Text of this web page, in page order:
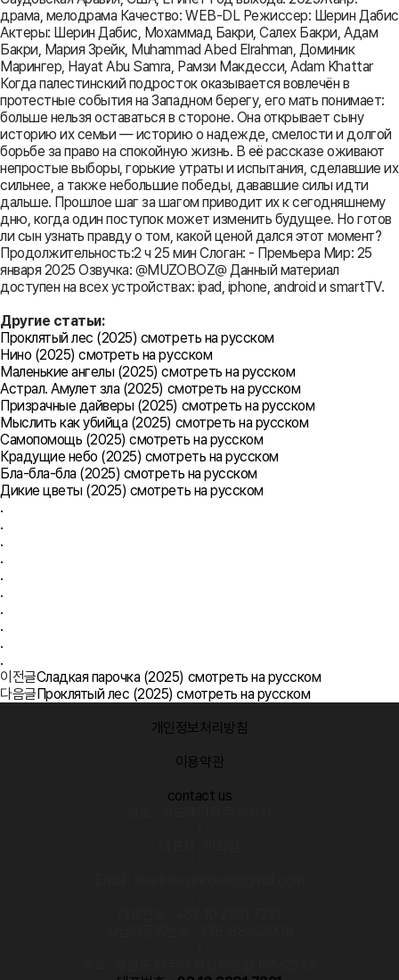
драма, мелодрама Качество: WEB-DL Режиссер: Шерин Дабис
Актеры: Шерин Дабис, Мохаммад Бакри, Салех Бакри, Адам
Бакри, Мария Зрейк, Muhammad Abed Elrahman, Доминик
Марингер, Hayat Abu Samra, Рамзи Макдесси, Adam Khattar
Когда палестинский подросток оказывается вовлечён в
протестные события на Западном берегу, его мать понимает:
больше нельзя оставаться в стороне. Она открывает сыну
историю их семьи — историю о надежде, смелости и долгой
борьбе за право на спокойную жизнь. В её рассказе оживают
непростые выборы, горькие утраты и испытания, сделавшие их
сильнее, а также небольшие победы, дававшие силы идти
дальше. Прошлое шаг за шагом приводит их к сегодняшнему
дню, когда один поступок может изменить будущее. Но готов
ли сын узнать правду о том, какой ценой дался этот момент?
Продолжительность:2 ч 25 мин Слоган: - Премьера Мир: 25
января 2025 Озвучка: @MUZOBOZ@ Данный материал
доступен на всех устройствах: ipad, iphone, android и smartTV.
Другие статьи:
Проклятый лес (2025) смотреть на русском
Нино (2025) смотреть на русском
Маленькие ангелы (2025) смотреть на русском
Астрал. Амулет зла (2025) смотреть на русском
Призрачные дайверы (2025) смотреть на русском
Мыслить как убийца (2025) смотреть на русском
Самопомощь (2025) смотреть на русском
Крадущие небо (2025) смотреть на русском
Бла-бла-бла (2025) смотреть на русском
Дикие цветы (2025) смотреть на русском
.
.
.
.
.
.
.
.
.
.
이전글Сладкая парочка (2025) смотреть на русском
다음글Проклятый лес (2025) смотреть на русском
개인정보처리방침
이용약관
contact us